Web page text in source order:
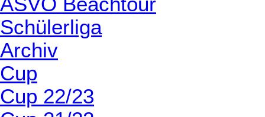
Schülerliga
Archiv
Cup
Cup 22/23